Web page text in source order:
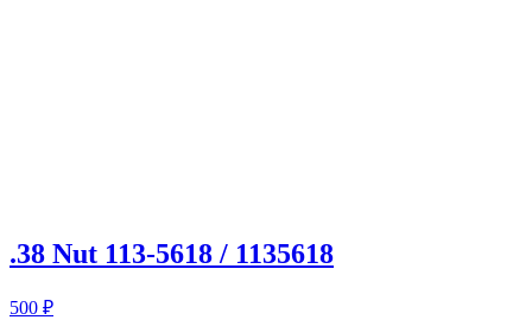
.38 Nut 113-5618 / 1135618
500 ₽